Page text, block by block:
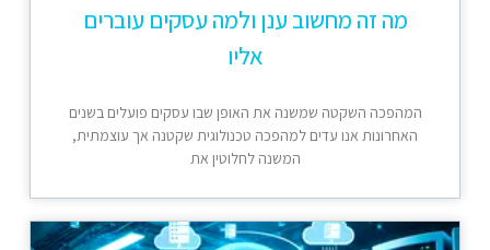
מה זה מחשוב ענן ולמה עסקים עוברים
אליו
המהפכה השקטה שמשנה את האופן שבו עסקים פועלים בשנים
האחרונות אנו עדים למהפכה טכנולוגית שקטנה אך עוצמתית,
המשנה לחלוטין את